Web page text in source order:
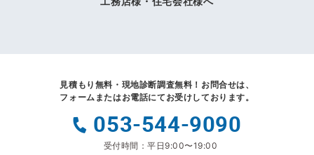
見積もり無料・現地診断調査無料！ お問合せは、
フォームまたはお電話にてお受けしております。
053-544-9090
受付時間：平日9:00〜19:00